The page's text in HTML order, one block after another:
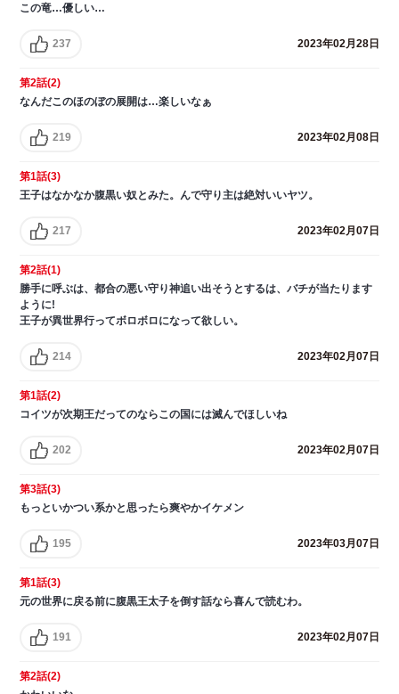
この竜…優しい…
237 2023年02月28日
第2話(2)
なんだこのほのぼの展開は…楽しいなぁ
219 2023年02月08日
第1話(3)
王子はなかなか腹黒い奴とみた。んで守り主は絶対いいヤツ。
217 2023年02月07日
第2話(1)
勝手に呼ぶは、都合の悪い守り神追い出そうとするは、バチが当たります
ように!
王子が異世界行ってボロボロになって欲しい。
214 2023年02月07日
第1話(2)
コイツが次期王だってのならこの国には滅んでほしいね
202 2023年02月07日
第3話(3)
もっといかつい系かと思ったら爽やかイケメン
195 2023年03月07日
第1話(3)
元の世界に戻る前に腹黒王太子を倒す話なら喜んで読むわ。
191 2023年02月07日
第2話(2)